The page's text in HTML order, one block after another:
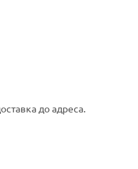
до адреса.